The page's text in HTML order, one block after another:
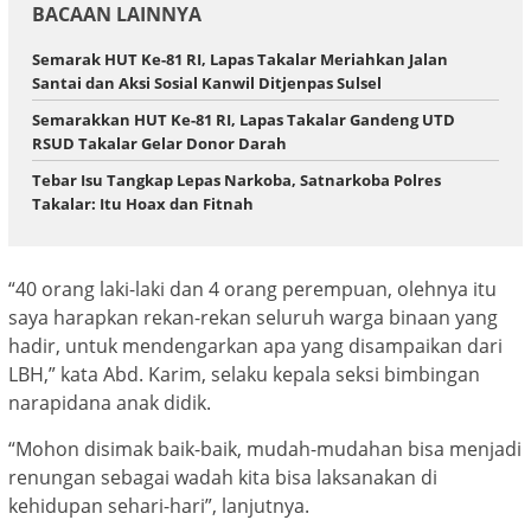
BACAAN LAINNYA
Semarak HUT Ke-81 RI, Lapas Takalar Meriahkan Jalan
Santai dan Aksi Sosial Kanwil Ditjenpas Sulsel
Semarakkan HUT Ke-81 RI, Lapas Takalar Gandeng UTD
RSUD Takalar Gelar Donor Darah
Tebar Isu Tangkap Lepas Narkoba, Satnarkoba Polres
Takalar: Itu Hoax dan Fitnah
“40 orang laki-laki dan 4 orang perempuan, olehnya itu
saya harapkan rekan-rekan seluruh warga binaan yang
hadir, untuk mendengarkan apa yang disampaikan dari
LBH,” kata Abd. Karim, selaku kepala seksi bimbingan
narapidana anak didik.
“Mohon disimak baik-baik, mudah-mudahan bisa menjadi
renungan sebagai wadah kita bisa laksanakan di
kehidupan sehari-hari”, lanjutnya.